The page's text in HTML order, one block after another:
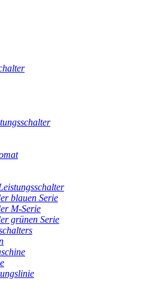
blauen Serie
M-Serie
grünen Serie